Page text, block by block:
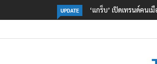
UPDATE ‘พาณิชย์’ เปิดหลักสูตร